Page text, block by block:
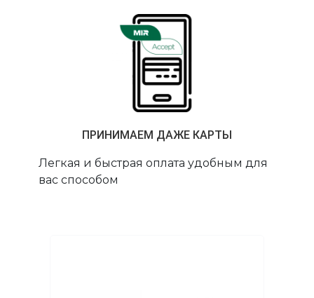
ПРИНИМАЕМ ДАЖЕ КАРТЫ
Легкая и быстрая оплата удобным для
вас способом